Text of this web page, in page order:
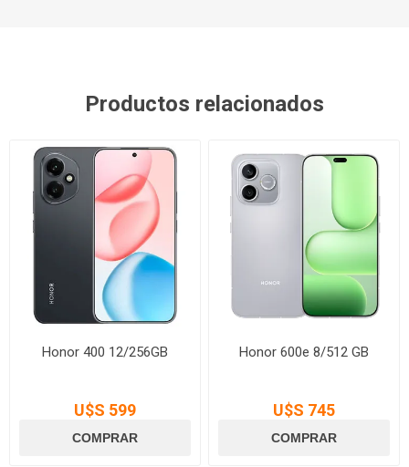
Productos relacionados
Honor 400 12/256GB
U$S 599
Honor 600e 8/512 GB
U$S 745